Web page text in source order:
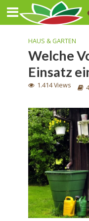
HAUS & GARTEN
Welche
Einsatz
1.414 Views